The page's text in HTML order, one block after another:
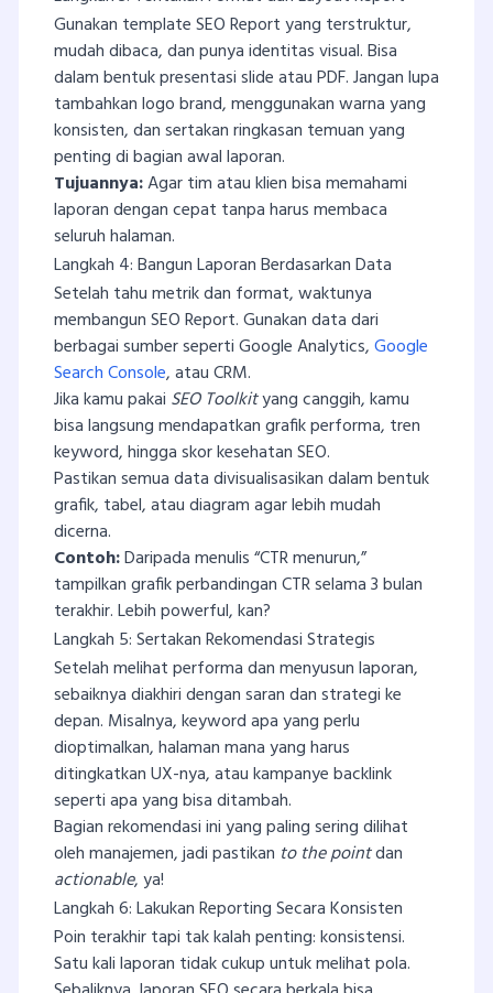
Gunakan template SEO Report yang terstruktur,
mudah dibaca, dan punya identitas visual. Bisa
dalam bentuk presentasi slide atau PDF. Jangan lupa
tambahkan logo brand, menggunakan warna yang
konsisten, dan sertakan ringkasan temuan yang
penting di bagian awal laporan.
Tujuannya:Agar tim atau klien bisa memahami
laporan dengan cepat tanpa harus membaca
seluruh halaman.
Langkah 4: Bangun Laporan Berdasarkan Data
Setelah tahu metrik dan format, waktunya
membangun SEO Report. Gunakan data dari
berbagai sumber seperti Google Analytics,Google
Search Console, atau CRM.
Jika kamu pakai SEO Toolkityang canggih, kamu
bisa langsung mendapatkan grafik performa, tren
keyword, hingga skor kesehatan SEO.
Pastikan semua data divisualisasikan dalam bentuk
grafik, tabel, atau diagram agar lebih mudah
dicerna.
Contoh:Daripada menulis “CTR menurun,”
tampilkan grafik perbandingan CTR selama 3 bulan
terakhir. Lebih powerful, kan?
Langkah 5: Sertakan Rekomendasi Strategis
Setelah melihat performa dan menyusun laporan,
sebaiknya diakhiri dengan saran dan strategi ke
depan. Misalnya, keyword apa yang perlu
dioptimalkan, halaman mana yang harus
ditingkatkan UX-nya, atau kampanye backlink
seperti apa yang bisa ditambah.
Bagian rekomendasi ini yang paling sering dilihat
oleh manajemen, jadi pastikan to the pointdan
actionable, ya!
Langkah 6: Lakukan Reporting Secara Konsisten
Poin terakhir tapi tak kalah penting: konsistensi.
Satu kali laporan tidak cukup untuk melihat pola.